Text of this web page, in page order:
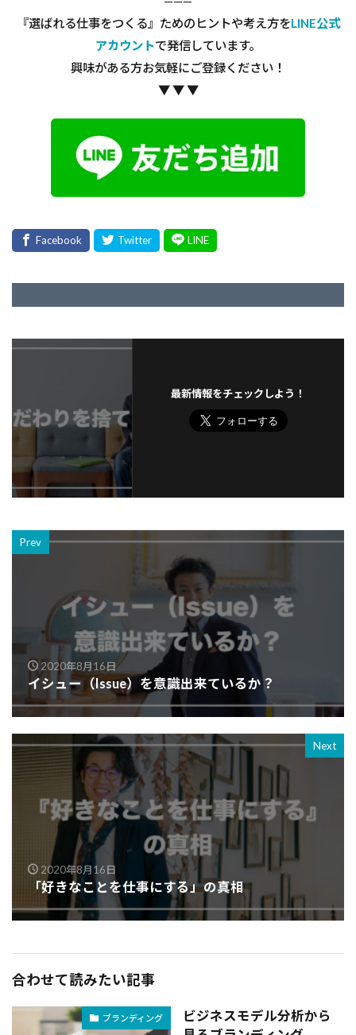
『選ばれる仕事をつくる』ためのヒントや考え方をLINE公式
アカウントで発信しています。
興味がある方お気軽にご登録ください！
▼ ▼ ▼
最新情報をチェックしよう！
Prev
2020年8月16日
イシュー（Issue）を意識出来ているか？
Next
2020年8月16日
「好きなことを仕事にする」の真相
合わせて読みたい記事
ブランディング
ビジネスモデル分析から